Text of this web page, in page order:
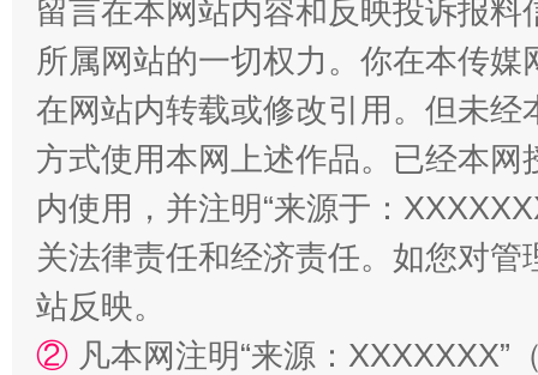
站台名比不上好声名
留言在本网站内容和反映投诉报
所属网站的一切权力。你在本传
在网站内转载或修改引用。但未
方式使用本网上述作品。已经本
内使用，并注明“来源于：
关法律责任和经济责任。如您对
站反映。
② 凡本网注明“来源：